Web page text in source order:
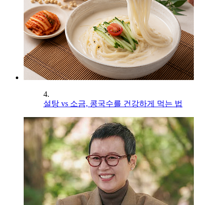
4.
설탕 vs 소금, 콩국수를 건강하게 먹는 법